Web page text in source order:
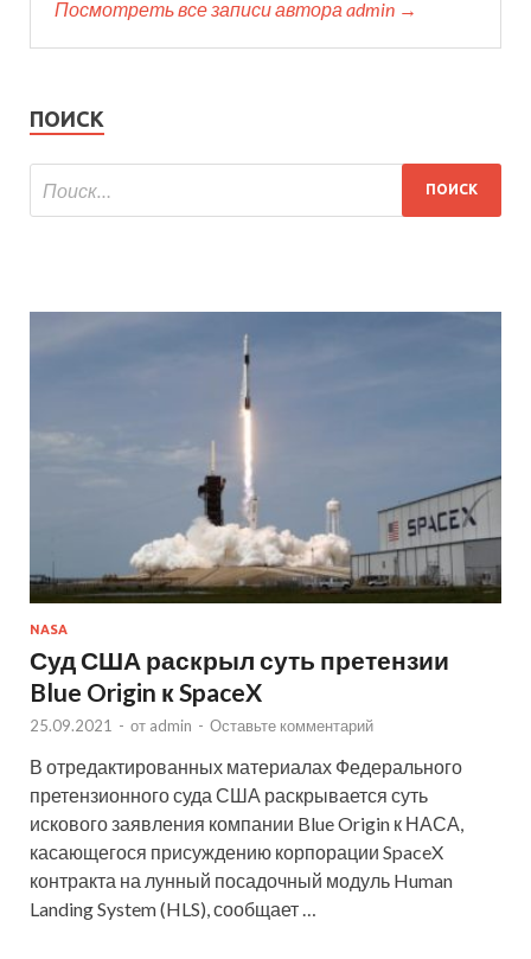
Посмотреть все записи автора admin →
ПОИСК
NASA
Суд США раскрыл суть претензии
Blue Origin к SpaceX
25.09.2021 - от admin - Оставьте комментарий
В отредактированных материалах Федерального
претензионного суда США раскрывается суть
искового заявления компании Blue Origin к НАСА,
касающегося присуждению корпорации SpaceX
контракта на лунный посадочный модуль Human
Landing System (HLS), сообщает …